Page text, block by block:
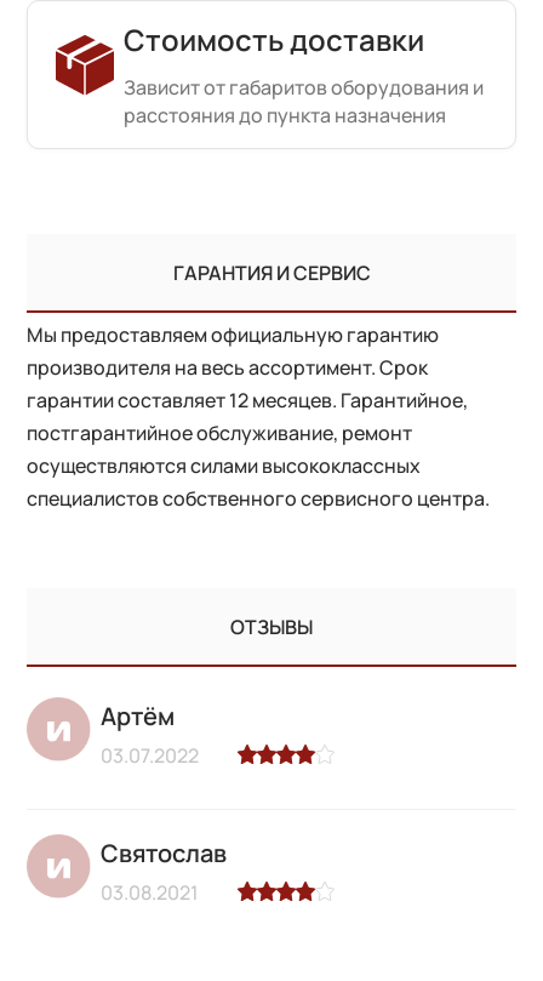
Стоимость доставки
Зависит от габаритов оборудования и
расстояния до пункта назначения
ГАРАНТИЯ И СЕРВИС
Мы предоставляем официальную гарантию
производителя на весь ассортимент. Срок
гарантии составляет 12 месяцев. Гарантийное,
постгарантийное обслуживание, ремонт
осуществляются силами высококлассных
специалистов собственного сервисного центра.
ОТЗЫВЫ
Артём
03.07.2022
Святослав
03.08.2021